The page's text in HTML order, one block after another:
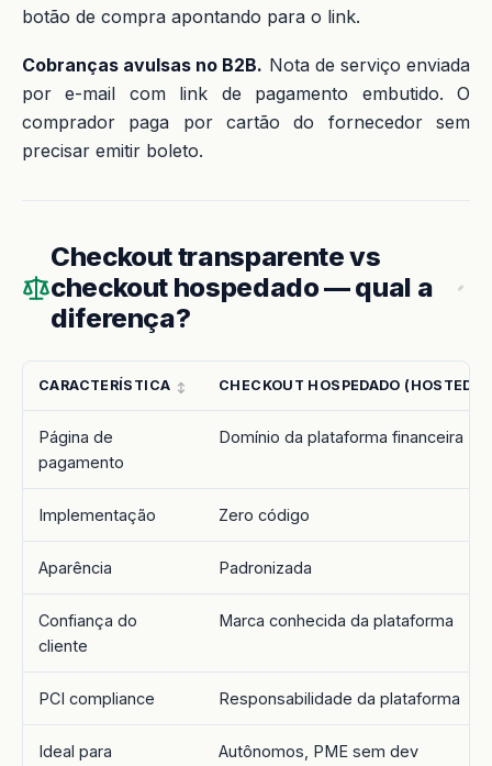
botão de compra apontando para o link.
Cobranças avulsas no B2B. Nota de serviço enviada
por e-mail com link de pagamento embutido. O
comprador paga por cartão do fornecedor sem
precisar emitir boleto.
Checkout transparente vs
checkout hospedado — qual a
diferença?
CARACTERÍSTICA CHECKOUT HOSPEDADO (HOSTED)
Página de
pagamento
Domínio da plataforma financeira
Implementação Zero código
Aparência Padronizada
Confiança do
cliente
Marca conhecida da plataforma
PCI compliance Responsabilidade da plataforma
Ideal para Autônomos, PME sem dev